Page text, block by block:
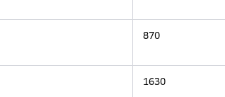
870
1630